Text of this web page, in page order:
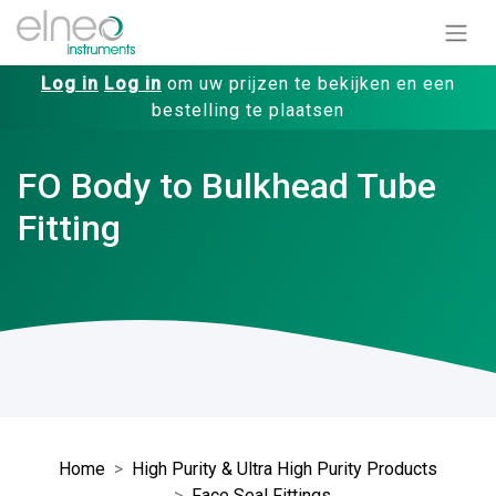
Log in Log in om uw prijzen te bekijken en een
bestelling te plaatsen
FO Body to Bulkhead Tube
Fitting
Home
High Purity & Ultra High Purity Products